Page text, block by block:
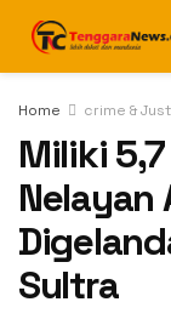
Home crime &
Miliki
Nelayan
Sultra